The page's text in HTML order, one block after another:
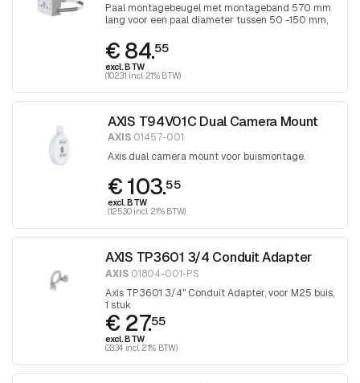
Paal montagebeugel met montageband 570 mm
lang voor een paal diameter tussen 50 -150 mm,
schroevendraaier
€ 84.55
excl. BTW
(102.31 incl. 21% BTW)
AXIS T94V01C Dual Camera Mount
AXIS01457-001
Axis dual camera mount voor buismontage.
€ 103.55
excl. BTW
(125.30 incl. 21% BTW)
AXIS TP3601 3/4 Conduit Adapter
AXIS 01804-001-PS
Axis TP3601 3/4" Conduit Adapter, voor M25 buis,
1 stuk
€ 27.55
excl. BTW
(33.34 incl. 21% BTW)